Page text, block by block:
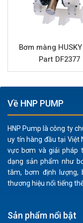
ứng dụng thực
An toàn tuyệt
sinh tia lửa điện,
khi bơm dung
Linh hoạt trong
làm từ cao su
các chất lỏng
không gây tắc
Vận hành ổn
màng cho phép
tự mồi tốt, ít bộ
chi phí bảo trì và
truyền tải chất
Bơm màng
Part DF2377
Về HNP PUMP
HNP Pump là công ty
uy tín hàng đầu tại Việt
vực bơm và giải pháp
dạng sản phẩm như
tâm, bơm định lượng,
thương hiệu nổi tiếng
Sản phẩm nổi bật